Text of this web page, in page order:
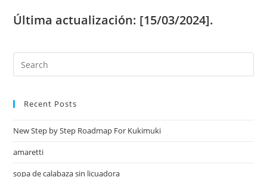
Última actualización: [15/03/2024].
Recent Posts
New Step by Step Roadmap For Kukimuki
amaretti
sopa de calabaza sin licuadora